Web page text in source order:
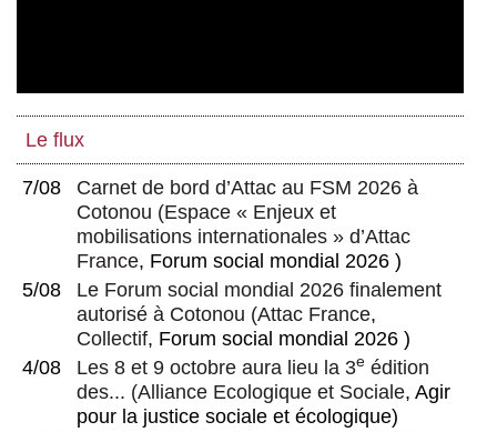
Le flux
7/08
Carnet de bord d’Attac au FSM 2026 à
Cotonou (Espace « Enjeux et
mobilisations internationales » d’Attac
France, Forum social mondial 2026 )
5/08
Le Forum social mondial 2026 finalement
autorisé à Cotonou (Attac France,
Collectif, Forum social mondial 2026 )
4/08
Les 8 et 9 octobre aura lieu la 3e édition
des... (Alliance Ecologique et Sociale, Agir
pour la justice sociale et écologique)